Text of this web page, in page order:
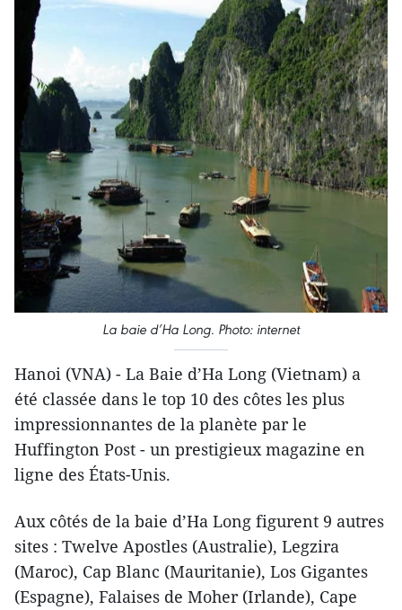
La baie d’Ha Long. Photo: internet
Hanoi (VNA) - La Baie d’Ha Long (Vietnam) a
été classée dans le top 10 des côtes les plus
impressionnantes de la planète par le
Huffington Post - un prestigieux magazine en
ligne des États-Unis.
Aux côtés de la baie d’Ha Long figurent 9 autres
sites : Twelve Apostles (Australie), Legzira
(Maroc), Cap Blanc (Mauritanie), Los Gigantes
(Espagne), Falaises de Moher (Irlande), Cape